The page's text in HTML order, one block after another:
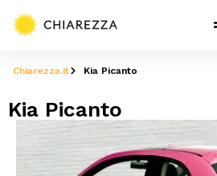
Chiarezza.it Kia Picanto
Kia Picanto